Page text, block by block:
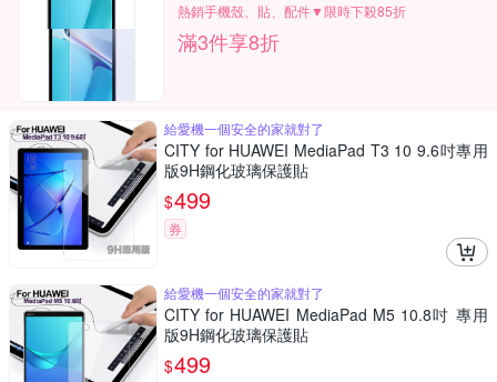
熱銷手機殼、貼、配件▼限時下殺85折
滿3件享8折
給愛機一個安全的家就對了
CITY for HUAWEI MediaPad T3 10 9.6吋專用
版9H鋼化玻璃保護貼
$499
券
給愛機一個安全的家就對了
CITY for HUAWEI MediaPad M5 10.8吋 專用
版9H鋼化玻璃保護貼
$499